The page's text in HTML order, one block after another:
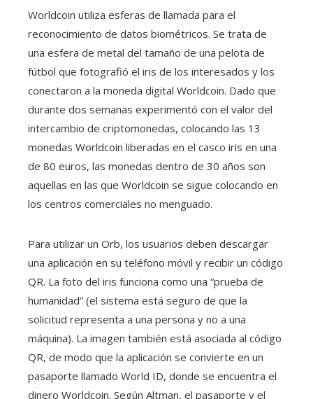
Worldcoin utiliza esferas de llamada para el
reconocimiento de datos biométricos. Se trata de
una esfera de metal del tamaño de una pelota de
fútbol que fotografió el iris de los interesados ​​y los
conectaron a la moneda digital Worldcoin. Dado que
durante dos semanas experimentó con el valor del
intercambio de criptomonedas, colocando las 13
monedas Worldcoin liberadas en el casco iris en una
de 80 euros, las monedas dentro de 30 años son
aquellas en las que Worldcoin se sigue colocando en
los centros comerciales no menguado.
Para utilizar un Orb, los usuarios deben descargar
una aplicación en su teléfono móvil y recibir un código
QR. La foto del iris funciona como una “prueba de
humanidad” (el sistema está seguro de que la
solicitud representa a una persona y no a una
máquina). La imagen también está asociada al código
QR, de modo que la aplicación se convierte en un
pasaporte llamado World ID, donde se encuentra el
dinero Worldcoin. Según Altman, el pasaporte y el